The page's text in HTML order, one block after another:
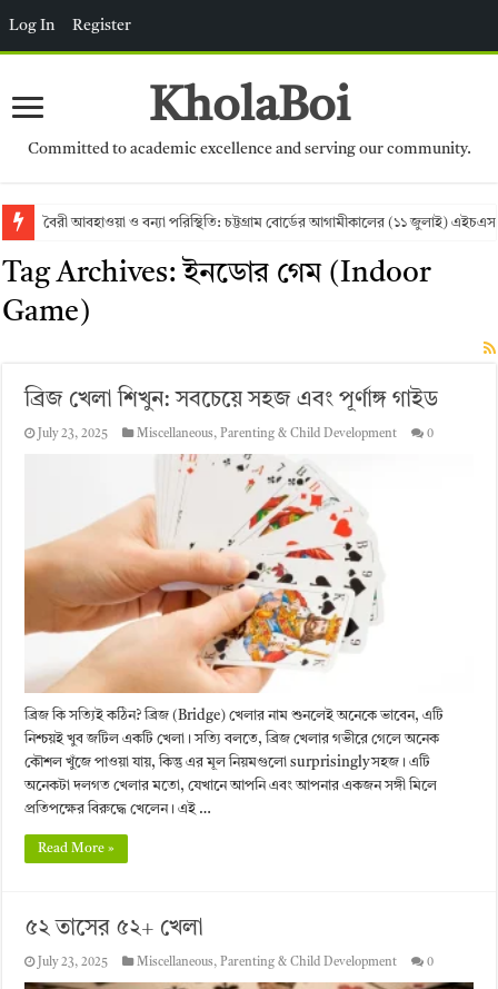
KholaBoi
Committed to academic excellence and serving our community.
বৈরী আবহাওয়া ও বন্যা পরিস্থিতি: চট্টগ্রাম বোর্ডের আগামীকালের (১১ জুলাই)
Tag Archives:ইনডোর গেম (Indoor
Game)
ব্রিজ খেলা শিখুন: সবচেয়ে সহজ এবং পূর্ণাঙ্গ গাইড
July 23, 2025 Miscellaneous,Parenting & Child Development 0
ব্রিজ কি সত্যিই কঠিন? ব্রিজ (Bridge) খেলার নাম শুনলেই অনেকে ভাবেন, এটি
নিশ্চয়ই খুব জটিল একটি খেলা। সত্যি বলতে, ব্রিজ খেলার গভীরে গেলে অনেক
কৌশল খুঁজে পাওয়া যায়, কিন্তু এর মূল নিয়মগুলো surprisingly সহজ। এটি
অনেকটা দলগত খেলার মতো, যেখানে আপনি এবং আপনার একজন সঙ্গী মিলে
প্রতিপক্ষের বিরুদ্ধে খেলেন। এই …
Read More »
৫২ তাসের ৫২+ খেলা
July 23, 2025 Miscellaneous,Parenting & Child Development 0
Log In Register